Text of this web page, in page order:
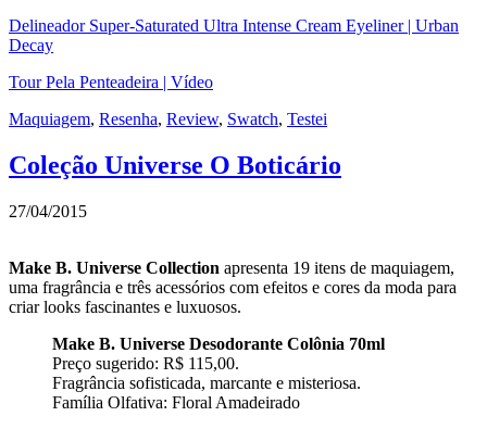
Delineador Super-Saturated Ultra Intense Cream Eyeliner | Urban
Decay
Tour Pela Penteadeira | Vídeo
Maquiagem, Resenha, Review, Swatch, Testei
Coleção Universe O Boticário
27/04/2015
Make B. Universe Collection apresenta 19 itens de maquiagem,
uma fragrância e três acessórios com efeitos e cores da moda para
criar looks fascinantes e luxuosos.
Make B. Universe Desodorante Colônia 70ml
Preço sugerido: R$ 115,00.
Fragrância sofisticada, marcante e misteriosa.
Família Olfativa: Floral Amadeirado